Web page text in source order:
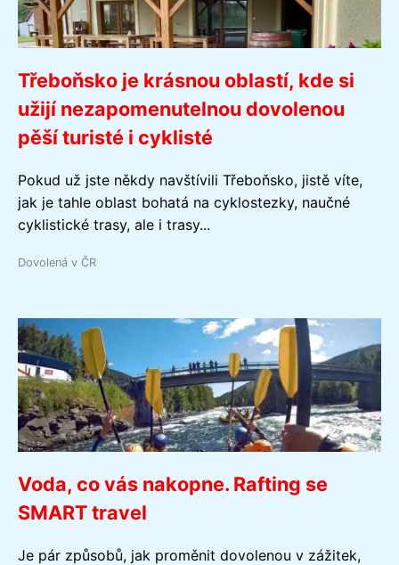
Třeboňsko je krásnou oblastí, kde si
užijí nezapomenutelnou dovolenou
pěší turisté i cyklisté
Pokud už jste někdy navštívili Třeboňsko, jistě víte,
jak je tahle oblast bohatá na cyklostezky, naučné
cyklistické trasy, ale i trasy...
Dovolená v ČR
Voda, co vás nakopne. Rafting se
SMART travel
Je pár způsobů, jak proměnit dovolenou v zážitek,